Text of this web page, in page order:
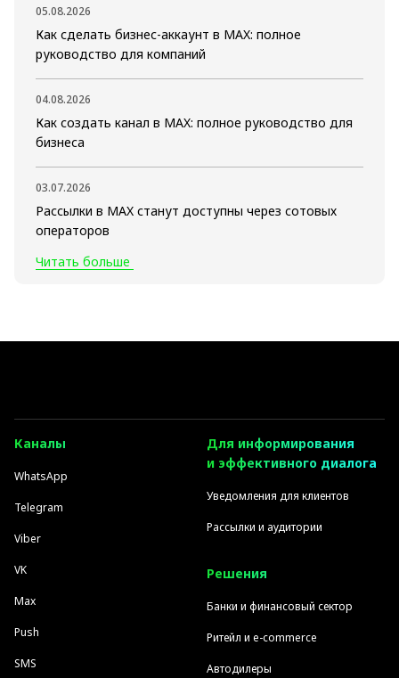
05.08.2026
Как сделать бизнес-аккаунт в MAX: полное
руководство для компаний
04.08.2026
Как создать канал в MAX: полное руководство для
бизнеса
03.07.2026
Рассылки в MAX станут доступны через сотовых
операторов
Читать больше
Каналы
WhatsApp
Telegram
Viber
VK
Max
Push
SMS
Для информирования
и эффективного диалога
Уведомления для клиентов
Рассылки и аудитории
Решения
Банки и финансовый сектор
Ритейл и e-commerce
Автодилеры